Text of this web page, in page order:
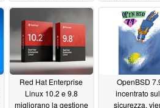
05/28/2026
Red Hat Enterprise
Linux 10.2 e 9.8
migliorano la gestione
OpenBSD
incentrato
sicurezza,